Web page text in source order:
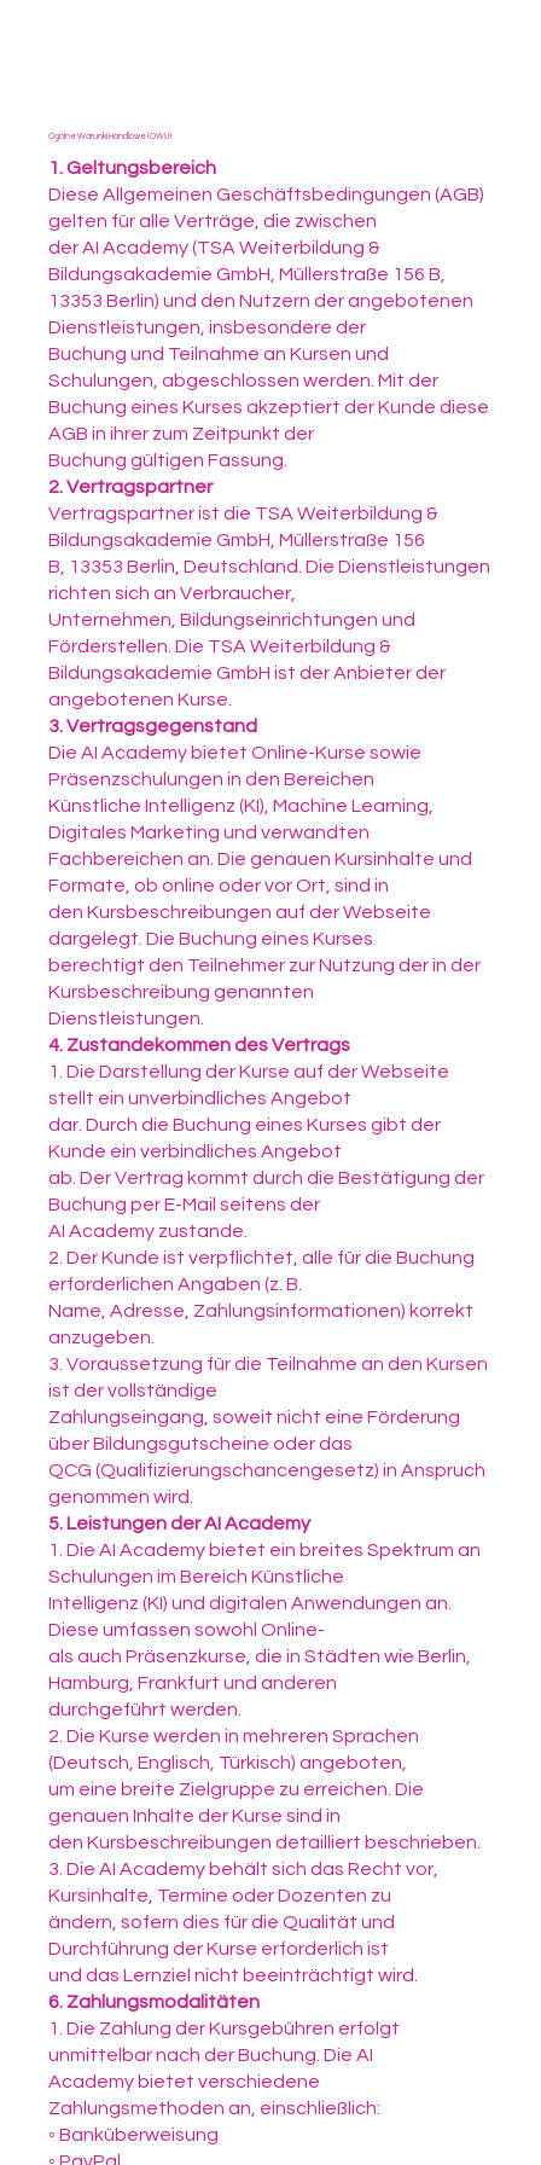
Ogólne Warunki Handlowe (OWU)
1. Geltungsbereich
Diese Allgemeinen Geschäftsbedingungen (AGB)
gelten für alle Verträge, die zwischen
der AI Academy (TSA Weiterbildung &
Bildungsakademie GmbH, Müllerstraße 156 B,
13353 Berlin) und den Nutzern der angebotenen
Dienstleistungen, insbesondere der
Buchung und Teilnahme an Kursen und
Schulungen, abgeschlossen werden. Mit der
Buchung eines Kurses akzeptiert der Kunde diese
AGB in ihrer zum Zeitpunkt der
Buchung gültigen Fassung.
2. Vertragspartner
Vertragspartner ist die TSA Weiterbildung &
Bildungsakademie GmbH, Müllerstraße 156
B, 13353 Berlin, Deutschland. Die Dienstleistungen
richten sich an Verbraucher,
Unternehmen, Bildungseinrichtungen und
Förderstellen. Die TSA Weiterbildung &
Bildungsakademie GmbH ist der Anbieter der
angebotenen Kurse.
3. Vertragsgegenstand
Die AI Academy bietet Online-Kurse sowie
Präsenzschulungen in den Bereichen
Künstliche Intelligenz (KI), Machine Learning,
Digitales Marketing und verwandten
Fachbereichen an. Die genauen Kursinhalte und
Formate, ob online oder vor Ort, sind in
den Kursbeschreibungen auf der Webseite
dargelegt. Die Buchung eines Kurses
berechtigt den Teilnehmer zur Nutzung der in der
Kursbeschreibung genannten
Dienstleistungen.
4. Zustandekommen des Vertrags
1. Die Darstellung der Kurse auf der Webseite
stellt ein unverbindliches Angebot
dar. Durch die Buchung eines Kurses gibt der
Kunde ein verbindliches Angebot
ab. Der Vertrag kommt durch die Bestätigung der
Buchung per E-Mail seitens der
AI Academy zustande.
2. Der Kunde ist verpflichtet, alle für die Buchung
erforderlichen Angaben (z. B.
Name, Adresse, Zahlungsinformationen) korrekt
anzugeben.
3. Voraussetzung für die Teilnahme an den Kursen
ist der vollständige
Zahlungseingang, soweit nicht eine Förderung
über Bildungsgutscheine oder das
QCG (Qualifizierungschancengesetz) in Anspruch
genommen wird.
5. Leistungen der AI Academy
1. Die AI Academy bietet ein breites Spektrum an
Schulungen im Bereich Künstliche
Intelligenz (KI) und digitalen Anwendungen an.
Diese umfassen sowohl Online-
als auch Präsenzkurse, die in Städten wie Berlin,
Hamburg, Frankfurt und anderen
durchgeführt werden.
2. Die Kurse werden in mehreren Sprachen
(Deutsch, Englisch, Türkisch) angeboten,
um eine breite Zielgruppe zu erreichen. Die
genauen Inhalte der Kurse sind in
den Kursbeschreibungen detailliert beschrieben.
3. Die AI Academy behält sich das Recht vor,
Kursinhalte, Termine oder Dozenten zu
ändern, sofern dies für die Qualität und
Durchführung der Kurse erforderlich ist
und das Lernziel nicht beeinträchtigt wird.
6. Zahlungsmodalitäten
1. Die Zahlung der Kursgebühren erfolgt
unmittelbar nach der Buchung. Die AI
Academy bietet verschiedene
Zahlungsmethoden an, einschließlich:
◦ Banküberweisung